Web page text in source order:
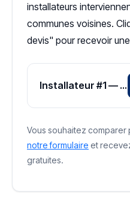
installateurs
communes voisines.
devis" pour recevoir
Installateur #1 — Zone Oise
Vous souhaitez comparer
notre formulaire et
gratuites.